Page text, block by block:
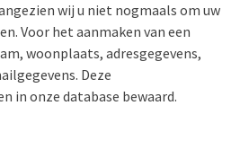
wij u niet nogmaals om uw
Voor het aanmaken van een
woonplaats, adresgegevens,
Deze
in onze database bewaard.